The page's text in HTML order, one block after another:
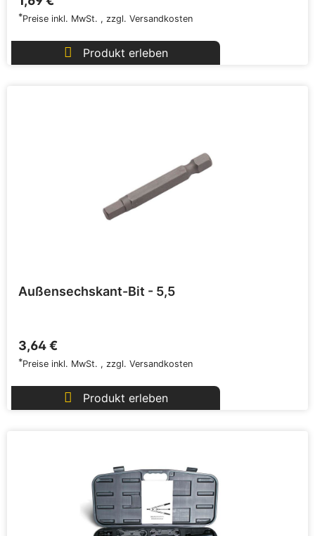
*Preise inkl. MwSt. , zzgl. Versandkosten
Produkt erleben
Außensechskant-Bit - 5,5
3,64 €
*Preise inkl. MwSt. , zzgl. Versandkosten
Produkt erleben